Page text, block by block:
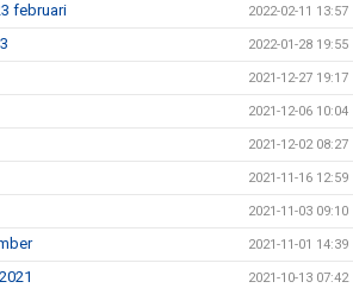
februari 2022-02-11 13:57
2022-01-28 19:55
2021-12-27 19:17
2021-12-06 10:04
2021-12-02 08:27
2021-11-16 12:59
2021-11-03 09:10
2021-11-01 14:39
2021-10-13 07:42